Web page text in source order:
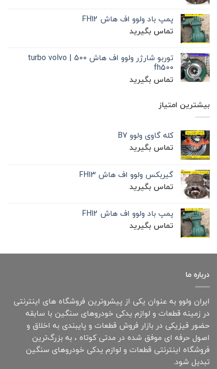
پمپ باد ولوو اف هاش FH12
تماس بگیرید
توربو شارژر ولوو اف هاش 500 | turbo volvo
fh500
تماس بگیرید
بیشترین امتیاز
کله گاوی ولوو B7
تماس بگیرید
گیربکس ولوو اف هاش FH13
تماس بگیرید
پمپ باد ولوو اف هاش FH12
تماس بگیرید
درباره ما
ایران ولوو به عنوان یکی از پیشروترین فروشگاه های اینترنتی
در زمینه قطعات و لوازم یدکی خودروهای سنگین با سابقه
حضور فیزیکی در بازار فروش قطعات و پایبندی به اخلاق و
اصول حرفه ای موفق شده در مدتی کوتاه ، به بزرگ‌ترین
فروشگاه اینترنتی قطعات و لوازم یدکی خودروهای سنگین
تبدیل شود.